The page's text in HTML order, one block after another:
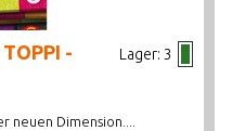
Lager: 3
-
neuen Dimension....